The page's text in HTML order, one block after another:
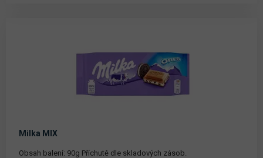
Milka MIX
Obsah balení: 90g Příchutě dle skladových zásob.